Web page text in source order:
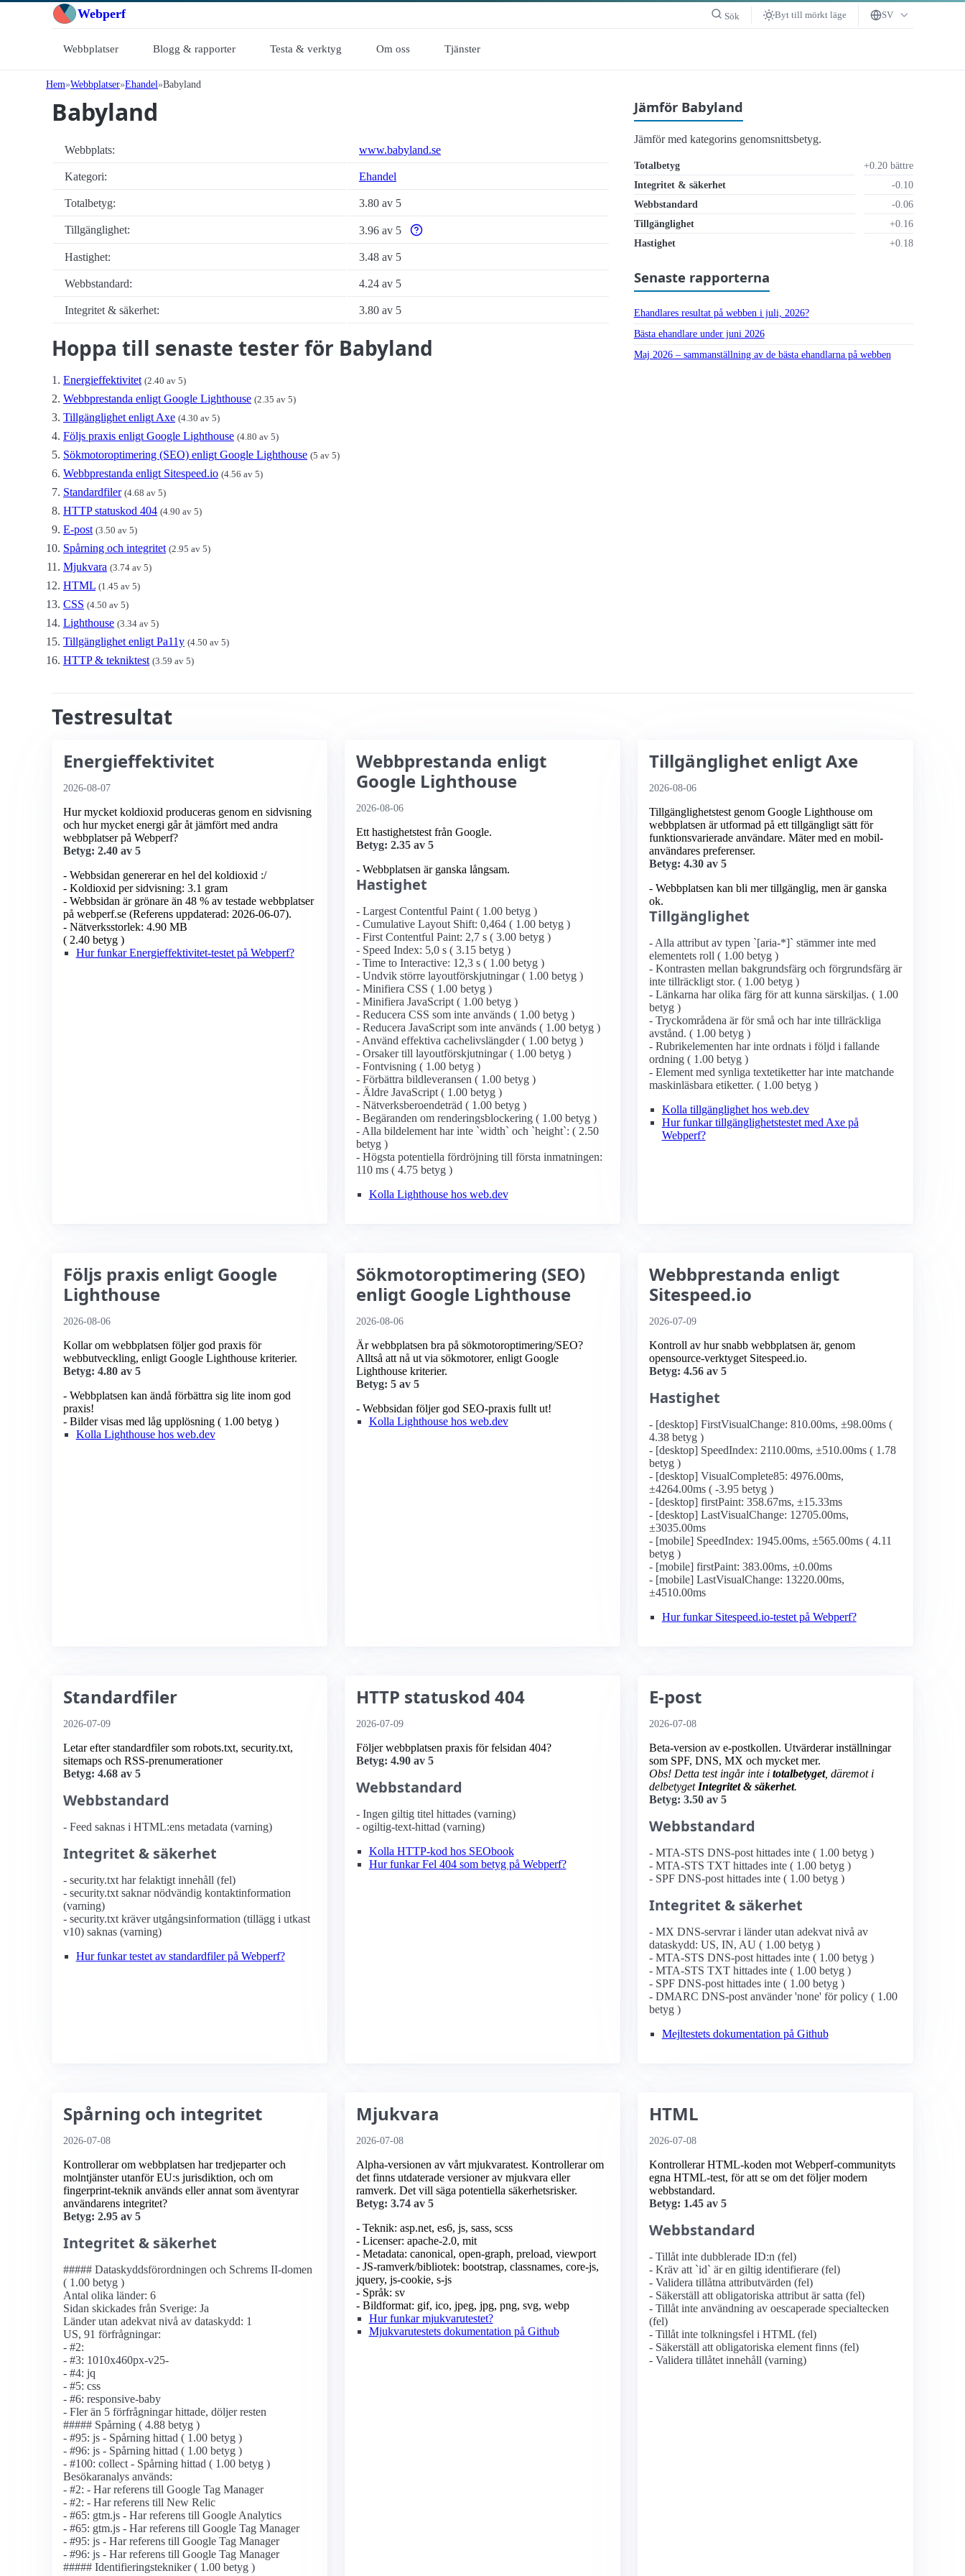
Webperf Sök Byt till mörkt läge SV
Webbplatser Blogg & rapporter Testa & verktyg Om oss Tjänster
Hem Webbplatser Ehandel Babyland
Babyland
Webbplats: www.babyland.se
Kategori: Ehandel
Totalbetyg: 3.80 av 5
Tillgänglighet: 3.96 av 5
Varför enbart automatiska tillgänglighetstester är otillräckligt
Hastighet:
3.48 av 5
Webbstandard: 4.24 av 5
Integritet & säkerhet: 3.80 av 5
Hoppa till senaste tester för Babyland
Energieffektivitet (2.40 av 5)
Webbprestanda enligt Google Lighthouse (2.35 av 5)
Tillgänglighet enligt Axe (4.30 av 5)
Följs praxis enligt Google Lighthouse (4.80 av 5)
Sökmotoroptimering (SEO) enligt Google Lighthouse (5 av 5)
Webbprestanda enligt Sitespeed.io (4.56 av 5)
Standardfiler (4.68 av 5)
HTTP statuskod 404 (4.90 av 5)
E-post (3.50 av 5)
Spårning och integritet (2.95 av 5)
Mjukvara (3.74 av 5)
HTML (1.45 av 5)
CSS (4.50 av 5)
Lighthouse (3.34 av 5)
Tillgänglighet enligt Pa11y (4.50 av 5)
HTTP & tekniktest (3.59 av 5)
Jämför Babyland
Jämför med kategorins genomsnittsbetyg.
Totalbetyg
+0.20 bättre
Integritet & säkerhet
-0.10
Webbstandard
-0.06
Tillgänglighet
+0.16
Hastighet
+0.18
Senaste rapporterna
Ehandlares resultat på webben i juli, 2026?
Bästa ehandlare under juni 2026
Maj 2026 – sammanställning av de bästa ehandlarna på webben
Testresultat
Energieffektivitet
2026-08-07
Hur mycket koldioxid produceras genom en sidvisning
och hur mycket energi går åt jämfört med andra
webbplatser på Webperf?
Betyg: 2.40 av 5
- Webbsidan genererar en hel del koldioxid :/
- Koldioxid per sidvisning: 3.1 gram
- Webbsidan är grönare än 48 % av testade webbplatser
på webperf.se (Referens uppdaterad: 2026-06-07).
- Nätverksstorlek: 4.90 MB
( 2.40 betyg )
Hur funkar Energieffektivitet-testet på Webperf?
Webbprestanda enligt
Google Lighthouse
2026-08-06
Ett hastighetstest från Google.
Betyg: 2.35 av 5
- Webbplatsen är ganska långsam.
Hastighet
- Largest Contentful Paint ( 1.00 betyg )
- Cumulative Layout Shift: 0,464 ( 1.00 betyg )
- First Contentful Paint: 2,7 s ( 3.00 betyg )
- Speed Index: 5,0 s ( 3.15 betyg )
- Time to Interactive: 12,3 s ( 1.00 betyg )
- Undvik större layoutförskjutningar ( 1.00 betyg )
- Minifiera CSS ( 1.00 betyg )
- Minifiera JavaScript ( 1.00 betyg )
- Reducera CSS som inte används ( 1.00 betyg )
- Reducera JavaScript som inte används ( 1.00 betyg )
- Använd effektiva cachelivslängder ( 1.00 betyg )
- Orsaker till layoutförskjutningar ( 1.00 betyg )
- Fontvisning ( 1.00 betyg )
- Förbättra bildleveransen ( 1.00 betyg )
- Äldre JavaScript ( 1.00 betyg )
- Nätverksberoendeträd ( 1.00 betyg )
- Begäranden om renderingsblockering ( 1.00 betyg )
- Alla bildelement har inte `width` och `height`: ( 2.50
betyg )
- Högsta potentiella fördröjning till första inmatningen:
110 ms ( 4.75 betyg )
Kolla Lighthouse hos web.dev
Tillgänglighet enligt Axe
2026-08-06
Tillgänglighetstest genom Google Lighthouse om
webbplatsen är utformad på ett tillgängligt sätt för
funktionsvarierade användare. Mäter med en mobil­
användares preferenser.
Betyg: 4.30 av 5
- Webbplatsen kan bli mer tillgänglig, men är ganska
ok.
Tillgänglighet
- Alla attribut av typen `[aria-*]` stämmer inte med
elementets roll ( 1.00 betyg )
- Kontrasten mellan bakgrundsfärg och förgrundsfärg är
inte tillräckligt stor. ( 1.00 betyg )
- Länkarna har olika färg för att kunna särskiljas. ( 1.00
betyg )
- Tryckområdena är för små och har inte tillräckliga
avstånd. ( 1.00 betyg )
- Rubrikelementen har inte ordnats i följd i fallande
ordning ( 1.00 betyg )
- Element med synliga textetiketter har inte matchande
maskinläsbara etiketter. ( 1.00 betyg )
Kolla tillgänglighet hos web.dev
Hur funkar tillgänglighetstestet med Axe på
Webperf?
Följs praxis enligt Google
Lighthouse
2026-08-06
Kollar om webbplatsen följer god praxis för
webbutveckling, enligt Google Lighthouse kriterier.
Betyg: 4.80 av 5
- Webbplatsen kan ändå förbättra sig lite inom god
praxis!
- Bilder visas med låg upplösning ( 1.00 betyg )
Kolla Lighthouse hos web.dev
Sökmotoroptimering (SEO)
enligt Google Lighthouse
2026-08-06
Är webbplatsen bra på sökmotoroptimering/SEO?
Alltså att nå ut via sökmotorer, enligt Google
Lighthouse kriterier.
Betyg: 5 av 5
- Webbsidan följer god SEO-praxis fullt ut!
Kolla Lighthouse hos web.dev
Webbprestanda enligt
Sitespeed.io
2026-07-09
Kontroll av hur snabb webbplatsen är, genom
opensource-verktyget Sitespeed.io.
Betyg: 4.56 av 5
Hastighet
- [desktop] FirstVisualChange: 810.00ms, ±98.00ms (
4.38 betyg )
- [desktop] SpeedIndex: 2110.00ms, ±510.00ms ( 1.78
betyg )
- [desktop] VisualComplete85: 4976.00ms,
±4264.00ms ( -3.95 betyg )
- [desktop] firstPaint: 358.67ms, ±15.33ms
- [desktop] LastVisualChange: 12705.00ms,
±3035.00ms
- [mobile] SpeedIndex: 1945.00ms, ±565.00ms ( 4.11
betyg )
- [mobile] firstPaint: 383.00ms, ±0.00ms
- [mobile] LastVisualChange: 13220.00ms,
±4510.00ms
Hur funkar Sitespeed.io-testet på Webperf?
Standardfiler
2026-07-09
Letar efter standardfiler som robots.txt, security.txt,
sitemaps och RSS-prenumerationer
Betyg: 4.68 av 5
Webbstandard
- Feed saknas i HTML:ens metadata (varning)
Integritet & säkerhet
- security.txt har felaktigt innehåll (fel)
- security.txt saknar nödvändig kontaktinformation
(varning)
- security.txt kräver utgångsinformation (tillägg i utkast
v10) saknas (varning)
Hur funkar testet av standardfiler på Webperf?
HTTP statuskod 404
2026-07-09
Följer webbplatsen praxis för felsidan 404?
Betyg: 4.90 av 5
Webbstandard
- Ingen giltig titel hittades (varning)
- ogiltig-text-hittad (varning)
Kolla HTTP-kod hos SEObook
Hur funkar Fel 404 som betyg på Webperf?
E-post
2026-07-08
Beta-version av e-postkollen. Utvärderar inställningar
som SPF, DNS, MX och mycket mer.
Obs! Detta test ingår inte i totalbetyget, däremot i
delbetyget Integritet & säkerhet.
Betyg: 3.50 av 5
Webbstandard
- MTA-STS DNS-post hittades inte ( 1.00 betyg )
- MTA-STS TXT hittades inte ( 1.00 betyg )
- SPF DNS-post hittades inte ( 1.00 betyg )
Integritet & säkerhet
- MX DNS-servrar i länder utan adekvat nivå av
dataskydd: US, IN, AU ( 1.00 betyg )
- MTA-STS DNS-post hittades inte ( 1.00 betyg )
- MTA-STS TXT hittades inte ( 1.00 betyg )
- SPF DNS-post hittades inte ( 1.00 betyg )
- DMARC DNS-post använder 'none' för policy ( 1.00
betyg )
Mejltestets dokumentation på Github
Spårning och integritet
2026-07-08
Kontrollerar om webbplatsen har tredjeparter och
molntjänster utanför EU:s jurisdiktion, och om
fingerprint-teknik används eller annat som äventyrar
användarens integritet?
Betyg: 2.95 av 5
Integritet & säkerhet
##### Dataskyddsförordningen och Schrems II-domen
( 1.00 betyg )
Antal olika länder: 6
Sidan skickades från Sverige: Ja
Länder utan adekvat nivå av dataskydd: 1
US, 91 förfrågningar:
- #2:
- #3: 1010x460px-v25-
- #4: jq
- #5: css
- #6: responsive-baby
- Fler än 5 förfrågningar hittade, döljer resten
##### Spårning ( 4.88 betyg )
- #95: js - Spårning hittad ( 1.00 betyg )
- #96: js - Spårning hittad ( 1.00 betyg )
- #100: collect - Spårning hittad ( 1.00 betyg )
Besökaranalys används:
- #2: - Har referens till Google Tag Manager
- #2: - Har referens till New Relic
- #65: gtm.js - Har referens till Google Analytics
- #65: gtm.js - Har referens till Google Tag Manager
- #95: js - Har referens till Google Tag Manager
- #96: js - Har referens till Google Tag Manager
##### Identifierings­tekniker ( 1.00 betyg )
Mjukvara
2026-07-08
Alpha-versionen av vårt mjukvaratest. Kontrollerar om
det finns utdaterade versioner av mjukvara eller
ramverk. Det vill säga potentiella säkerhetsrisker.
Betyg: 3.74 av 5
- Teknik: asp.net, es6, js, sass, scss
- Licenser: apache-2.0, mit
- Metadata: canonical, open-graph, preload, viewport
- JS-ramverk/bibliotek: bootstrap, classnames, core-js,
jquery, js-cookie, s-js
- Språk: sv
- Bildformat: gif, ico, jpeg, jpg, png, svg, webp
Hur funkar mjukvarutestet?
Mjukvarutestets dokumentation på Github
HTML
2026-07-08
Kontrollerar HTML-koden mot Webperf-communityts
egna HTML-test, för att se om det följer modern
webbstandard.
Betyg: 1.45 av 5
Webbstandard
- Tillåt inte dubblerade ID:n (fel)
- Kräv att `id` är en giltig identifierare (fel)
- Validera tillåtna attributvärden (fel)
- Säkerställ att obligatoriska attribut är satta (fel)
- Tillåt inte användning av oescaperade specialtecken
(fel)
- Tillåt inte tolkningsfel i HTML (fel)
- Säkerställ att obligatoriska element finns (fel)
- Validera tillåtet innehåll (varning)